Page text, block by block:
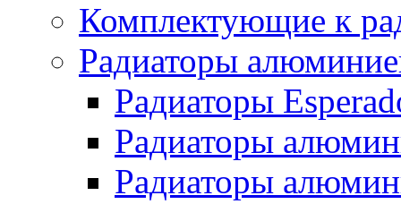
Комплектующие к
Радиаторы
Радиаторы
Радиаторы
Радиаторы